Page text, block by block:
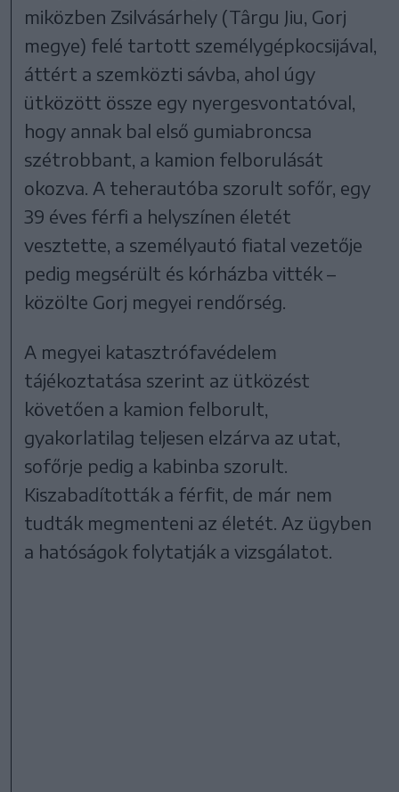
miközben Zsilvásárhely (Târgu Jiu, Gorj
megye) felé tartott személygépkocsijával,
áttért a szemközti sávba, ahol úgy
ütközött össze egy nyergesvontatóval,
hogy annak bal első gumiabroncsa
szétrobbant, a kamion felborulását
okozva. A teherautóba szorult sofőr, egy
39 éves férfi a helyszínen életét
vesztette, a személyautó fiatal vezetője
pedig megsérült és kórházba vitték –
közölte Gorj megyei rendőrség.
A megyei katasztrófavédelem
tájékoztatása szerint az ütközést
követően a kamion felborult,
gyakorlatilag teljesen elzárva az utat,
sofőrje pedig a kabinba szorult.
Kiszabadították a férfit, de már nem
tudták megmenteni az életét. Az ügyben
a hatóságok folytatják a vizsgálatot.